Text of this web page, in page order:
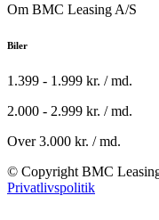
Om BMC Leasing A/S
Biler
1.399 - 1.999 kr. / md.
2.000 - 2.999 kr. / md.
Over 3.000 kr. / md.
© Copyright BMC
Privatlivspolitik